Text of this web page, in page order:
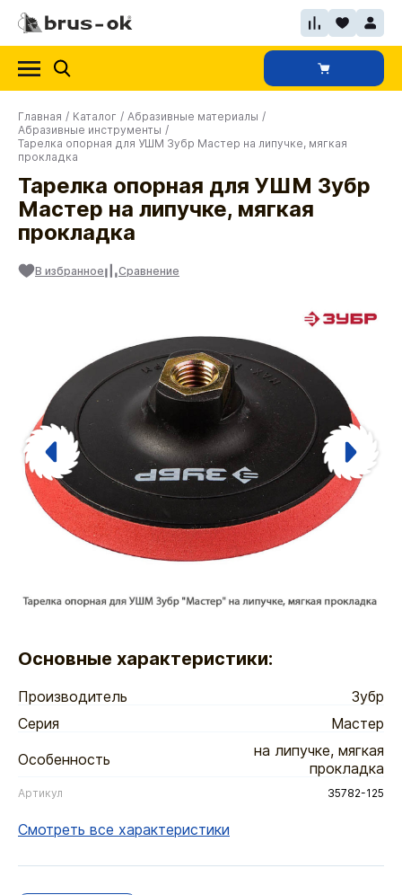
Главная / Каталог / Абразивные материалы /
Абразивные инструменты /
Тарелка опорная для УШМ Зубр Мастер на липучке, мягкая
прокладка
Тарелка опорная для УШМ Зубр
Мастер на липучке, мягкая
прокладка
В избранное Сравнение
Основные характеристики:
Производитель
Зубр
Серия
Мастер
Особенность
на липучке, мягкая
прокладка
Артикул 35782-125
Смотреть все характеристики